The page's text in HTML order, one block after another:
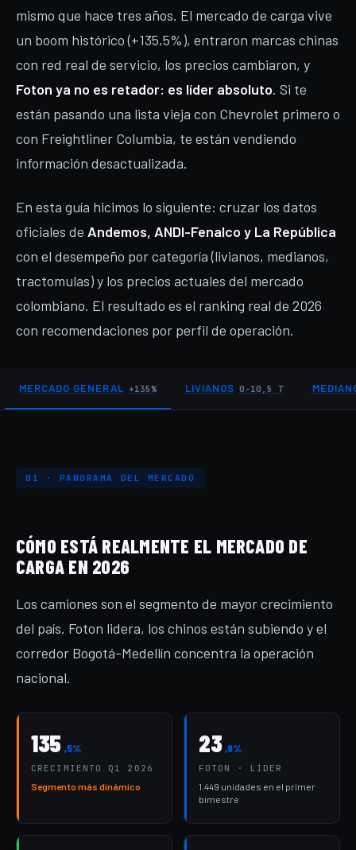
mismo que hace tres años. El mercado de carga vive
un boom histórico (+135,5%), entraron marcas chinas
con red real de servicio, los precios cambiaron, y
Foton ya no es retador: es líder absoluto. Si te
están pasando una lista vieja con Chevrolet primero o
con Freightliner Columbia, te están vendiendo
información desactualizada.
En esta guía hicimos lo siguiente: cruzar los datos
oficiales de Andemos, ANDI-Fenalco y La República
con el desempeño por categoría (livianos, medianos,
tractomulas) y los precios actuales del mercado
colombiano. El resultado es el ranking real de 2026
con recomendaciones por perfil de operación.
MERCADO GENERAL +135% LIVIANOS 0-10,5 T
01 · PANORAMA DEL MERCADO
CÓMO ESTÁ REALMENTE EL MERCADO DE
CARGA EN 2026
Los camiones son el segmento de mayor crecimiento
del país. Foton lidera, los chinos están subiendo y el
corredor Bogotá-Medellín concentra la operación
nacional.
135 ,5%
CRECIMIENTO Q1 2026
Segmento más dinámico
23 ,9%
FOTON · LÍDER
1.449 unidades en el primer
bimestre